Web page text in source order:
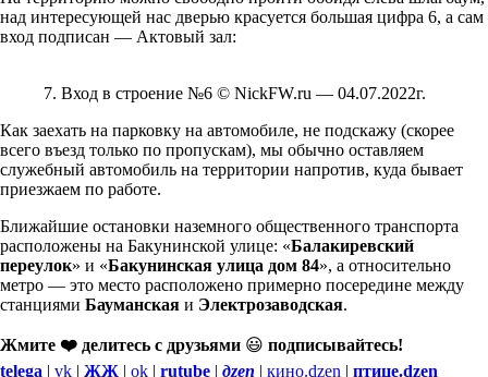
над интересующей нас дверью красуется большая цифра 6, а сам
вход подписан — Актовый зал:
7. Вход в строение №6 © NickFW.ru — 04.07.2022г.
Как заехать на парковку на автомобиле, не подскажу (скорее
всего въезд только по пропускам), мы обычно оставляем
служебный автомобиль на территории напротив, куда бывает
приезжаем по работе.
Ближайшие остановки наземного общественного транспорта
расположены на Бакунинской улице: «Балакиревский
переулок» и «Бакунинская улица дом 84», а относительно
метро — это место расположено примерно посередине между
станциями Бауманская и Электрозаводская.
Жмите ❤️ делитесь с друзьями 😃 подписывайтесь!
telega | vk | ЖЖ | ok | rutube | дzen | кино.dzen | птице.dzen